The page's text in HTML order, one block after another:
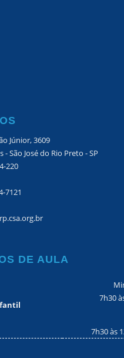
Júnior, 3609
- São José do Rio Preto - SP
220
7121
DE AULA
7h30
7h30 às